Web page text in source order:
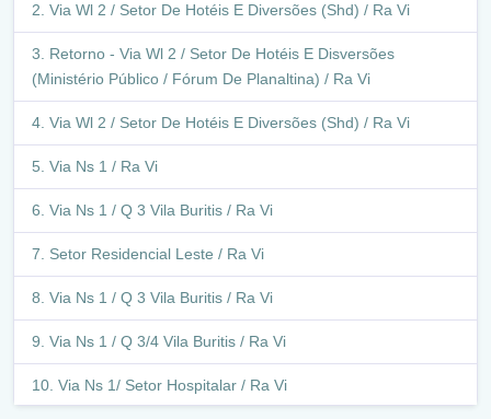
Via Wl 2 / Setor De Hotéis E Diversões (Shd) / Ra Vi
Retorno - Via Wl 2 / Setor De Hotéis E Disversões
(Ministério Público / Fórum De Planaltina) / Ra Vi
Via Wl 2 / Setor De Hotéis E Diversões (Shd) / Ra Vi
Via Ns 1 / Ra Vi
Via Ns 1 / Q 3 Vila Buritis / Ra Vi
Setor Residencial Leste / Ra Vi
Via Ns 1 / Q 3 Vila Buritis / Ra Vi
Via Ns 1 / Q 3/4 Vila Buritis / Ra Vi
Via Ns 1/ Setor Hospitalar / Ra Vi